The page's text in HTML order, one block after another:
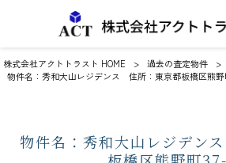
株式会社アクトトラスト HOME > 過去の査定物件
>
物件名：秀和大山レジデンス 住所：東京都板橋区熊野
物件名：秀和大山レジデン